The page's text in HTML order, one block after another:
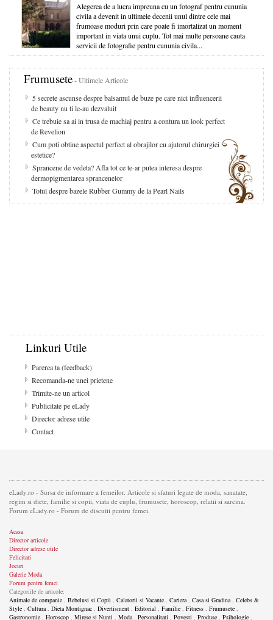
Alegerea de a lucra impreuna cu un fotograf pentru cununia
civila a devenit in ultimele decenii unul dintre cele mai
frumoase moduri prin care poate fi imortalizat un moment
important in viata unui cuplu. Tot mai multe persoane cauta
servicii de fotografie pentru cununia civila...
Frumusete- Ultimele Articole
5 secrete ascunse despre balsamul de buze pe care nici influencerii
de beauty nu ti le-au dezvaluit
Ce trebuie sa ai in trusa de machiaj pentru a contura un look perfect
de Revelion
Cum poti obtine aspectul perfect al obrajilor cu ajutorul chirurgiei
estetice?
Sprancene de vedeta? Afla tot ce te-ar putea interesa despre
dermopigmentarea sprancenelor
Totul despre bazele Rubber Gummy de la Pearl Nails
Linkuri Utile
Parerea ta (feedback)
Recomanda-ne unei prietene
Trimite-ne un articol
Publicitate pe eLady
Director adrese utile
Contact
eLady.ro - Sursa de informare a femeilor. Articole si sfaturi legate de moda, sanatate,
regim si diete, familie si copii, viata de cuplu, frumusete, horoscop, relatii si sarcina.
Forum eLady.ro - Forum de discutii pentru femei.
Acasa
Director articole
Director adrese utile
Felicitari
Jocuri
Galerie Moda
Forum pentru femei
Categoriile de articole:
Animale de companie
Bebelusi si Copii Calatorii si Vacante Cariera Casa si Gradina
Celebs &
Style
Cultura Dieta Montignac Divertisment Editorial Familie Fitness Frumusete
Gastronomie
Horoscop Mirese si Nunti Moda Personalitati Povesti Produse Psihologie